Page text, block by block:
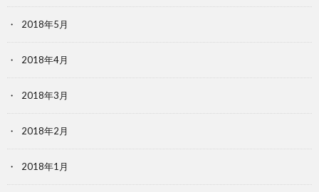
2018年5月
2018年4月
2018年3月
2018年2月
2018年1月